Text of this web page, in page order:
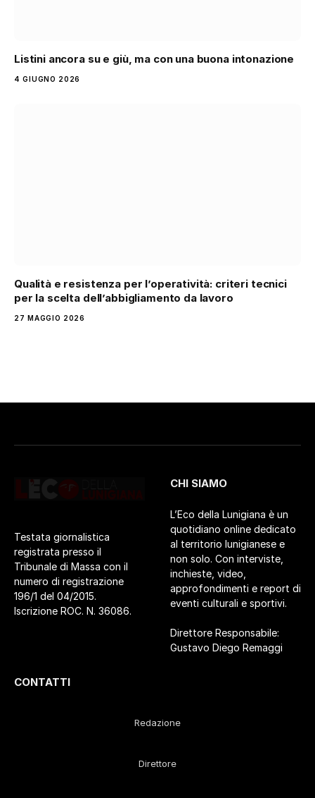
Listini ancora su e giù, ma con una buona intonazione
4 GIUGNO 2026
Qualità e resistenza per l’operatività: criteri tecnici
per la scelta dell’abbigliamento da lavoro
27 MAGGIO 2026
Testata giornalistica
registrata presso il
Tribunale di Massa con il
numero di registrazione
196/1 del 04/2015.
Iscrizione ROC. N. 36086.
CHI SIAMO
L’Eco della Lunigiana è un
quotidiano online dedicato
al territorio lunigianese e
non solo. Con interviste,
inchieste, video,
approfondimenti e report di
eventi culturali e sportivi.
Direttore Responsabile:
Gustavo Diego Remaggi
CONTATTI
Redazione
Direttore